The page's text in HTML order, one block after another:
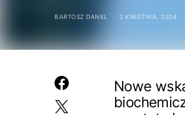
BARTOSZ DANEL 2 KWIETNIA, 2024
Nowe